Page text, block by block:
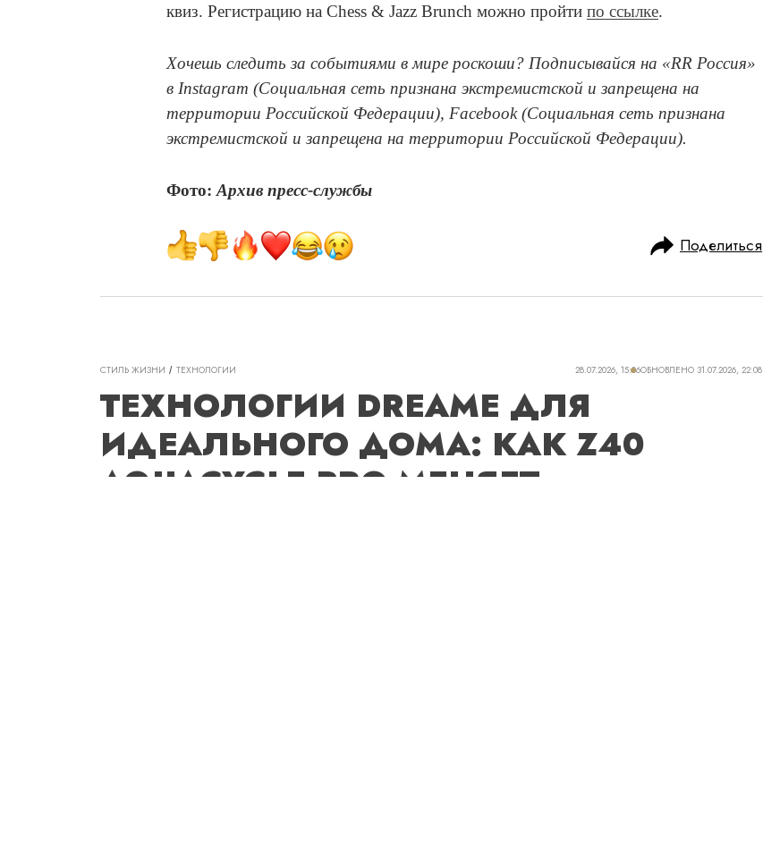
квиз. Регистрацию на Chess & Jazz Brunch можно пройти по ссылке.
Хочешь следить за событиями в мире роскоши? Подписывайся на «RR Россия»
в Instagram (Социальная сеть признана экстремистской и запрещена на
территории Российской Федерации), Facebook (Социальная сеть признана
экстремистской и запрещена на территории Российской Федерации).
Фото: Архив пресс-службы
Поделиться
СТИЛЬ ЖИЗНИ ТЕХНОЛОГИИ 28.07.2026, 15:06ОБНОВЛЕНО 31.07.2026, 22:08
ТЕХНОЛОГИИ DREAME ДЛЯ
ИДЕАЛЬНОГО ДОМА: КАК Z40
AQUACYCLE PRO МЕНЯЕТ